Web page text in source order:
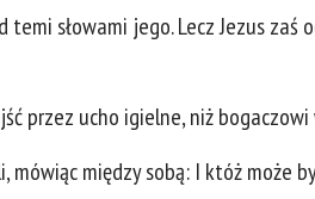
temi słowami jego. Lecz Jezus
przez ucho igielne, niż
mówiąc między sobą: I któż może